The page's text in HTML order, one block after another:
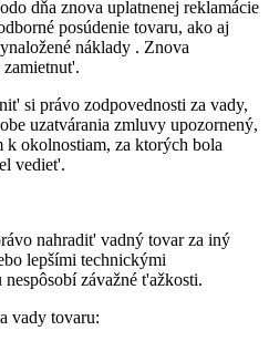
dňa znova uplatnenej reklamácie
posúdenie tovaru, ako aj
náklady . Znova
si právo zodpovednosti za vady,
uzatvárania zmluvy upozornený,
okolnostiam, za ktorých bola
vediet'.
nahradit' vadný tovar za iný
lepšími technickými
závažné t'ažkosti.
vady tovaru: